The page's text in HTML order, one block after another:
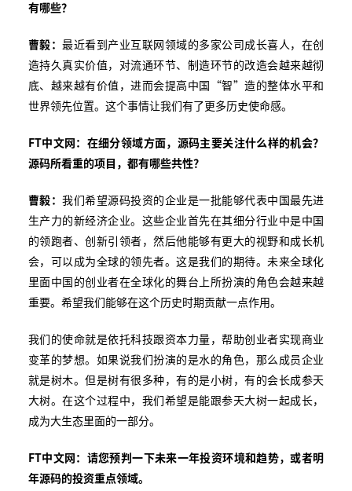
有哪些？
曹毅：最近看到产业互联网领域的多家公司成长喜人，在创
造持久真实价值，对流通环节、制造环节的改造会越来越彻
底、越来越有价值，进而会提高中国“智”造的整体水平和
世界领先位置。这个事情让我们有了更多历史使命感。
FT中文网：在细分领域方面，源码主要关注什么样的机会？
源码所看重的项目，都有哪些共性？
曹毅：我们希望源码投资的企业是一批能够代表中国最先进
生产力的新经济企业。这些企业首先在其细分行业中是中国
的领跑者、创新引领者，然后他能够有更大的视野和成长机
会，可以成为全球的领先者。这是我们的期待。未来全球化
里面中国的创业者在全球化的舞台上所扮演的角色会越来越
重要。希望我们能够在这个历史时期贡献一点作用。
我们的使命就是依托科技跟资本力量，帮助创业者实现商业
变革的梦想。如果说我们扮演的是水的角色，那么成员企业
就是树木。但是树有很多种，有的是小树，有的会长成参天
大树。在这个过程中，我们希望是能跟参天大树一起成长，
成为大生态里面的一部分。
FT中文网：请您预判一下未来一年投资环境和趋势，或者明
年源码的投资重点领域。